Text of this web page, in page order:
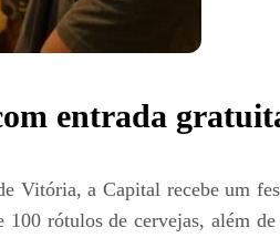
entrada
Vitória, a Capital recebe um
rótulos de cervejas, além